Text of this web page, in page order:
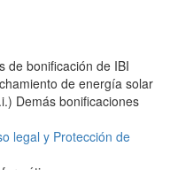
de bonificación de IBI
de energía solar
Demás bonificaciones
legal y Protección de